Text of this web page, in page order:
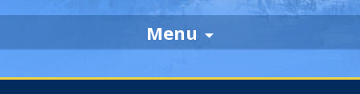
Menu